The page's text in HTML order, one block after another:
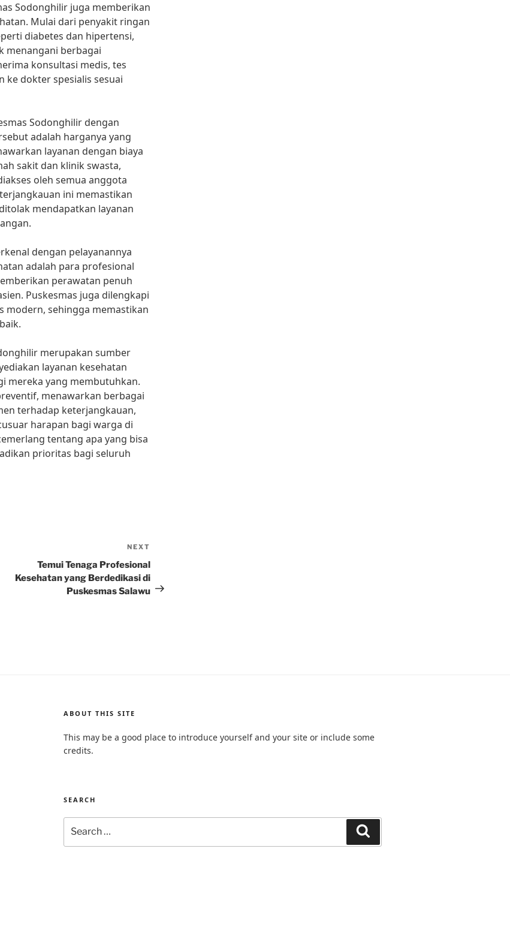
Sodonghilir juga memberikan
Mulai dari penyakit ringan
diabetes dan hipertensi,
menangani berbagai
konsultasi medis, tes
ke dokter spesialis sesuai
Sodonghilir dengan
adalah harganya yang
layanan dengan biaya
sakit dan klinik swasta,
oleh semua anggota
ini memastikan
mendapatkan layanan
dengan pelayanannya
adalah para profesional
perawatan penuh
Puskesmas juga dilengkapi
modern, sehingga memastikan
merupakan sumber
layanan kesehatan
mereka yang membutuhkan.
menawarkan berbagai
terhadap keterjangkauan,
harapan bagi warga di
tentang apa yang bisa
prioritas bagi seluruh
Post
NEXT
Temui Tenaga Profesional
Kesehatan yang Berdedikasi di
Puskesmas Salawu
ABOUT THIS SITE
This may be a good place to introduce yourself and your site or include some
credits.
SEARCH
for: